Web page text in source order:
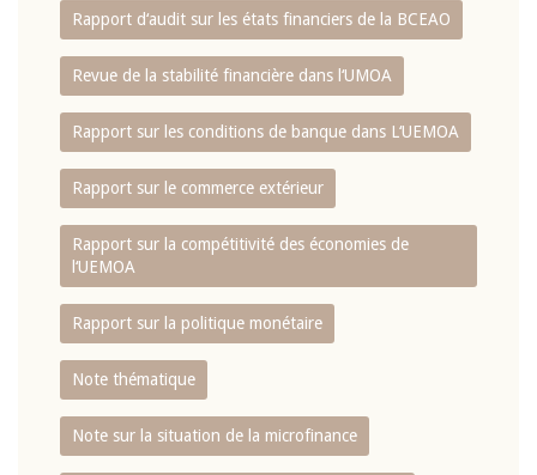
Rapport d‘audit sur les états financiers de la BCEAO
Revue de la stabilité financière dans l‘UMOA
Rapport sur les conditions de banque dans L‘UEMOA
Rapport sur le commerce extérieur
Rapport sur la compétitivité des économies de
l‘UEMOA
Rapport sur la politique monétaire
Note thématique
Note sur la situation de la microfinance